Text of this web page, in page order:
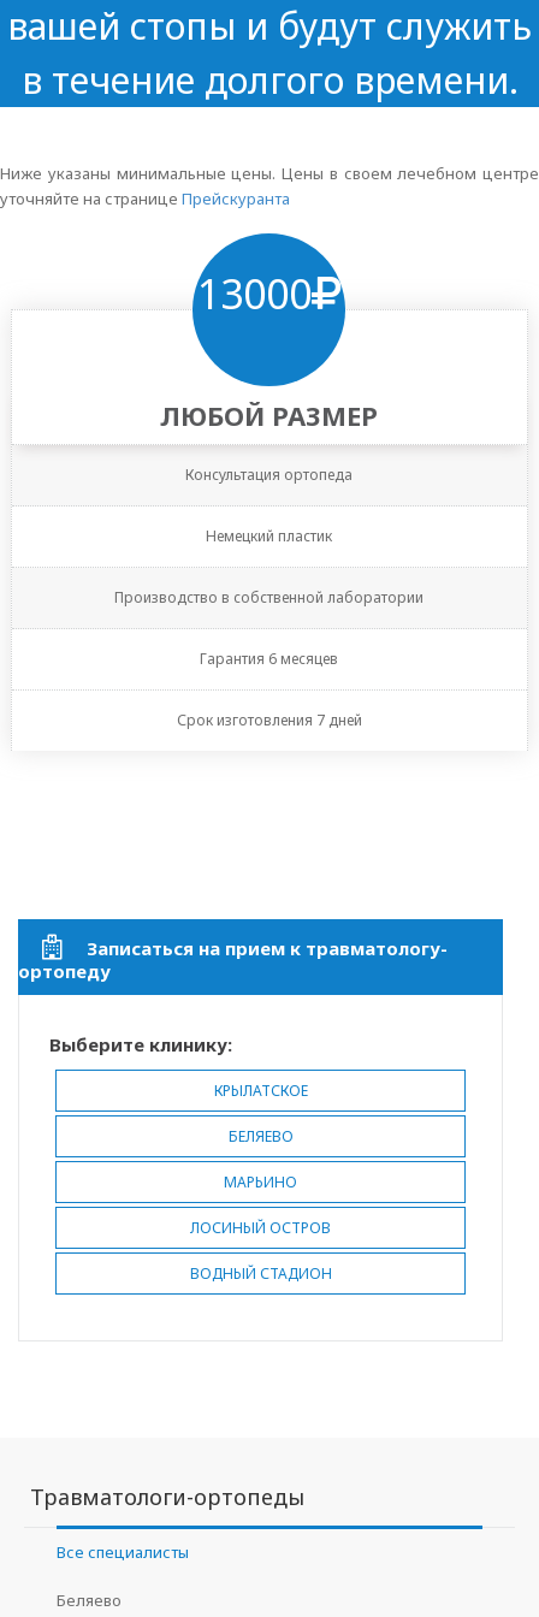
вашей стопы и будут служить
в течение долгого времени.
Ниже указаны минимальные цены. Цены в своем лечебном центре
уточняйте на странице Прейскуранта
13000
ЛЮБОЙ РАЗМЕР
Консультация ортопеда
Немецкий пластик
Производство в собственной лаборатории
Гарантия 6 месяцев
Срок изготовления 7 дней
Записаться на прием к травматологу-
ортопеду
Выберите клинику:
КРЫЛАТСКОЕ
БЕЛЯЕВО
МАРЬИНО
ЛОСИНЫЙ ОСТРОВ
ВОДНЫЙ СТАДИОН
Травматологи-ортопеды
Все специалисты
Беляево